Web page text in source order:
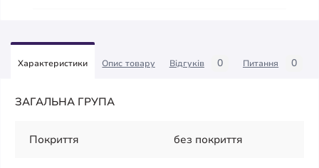
Характеристики Опис товару Відгуків 0 Питання 0
ЗАГАЛЬНА ГРУПА
Покриття без покриття